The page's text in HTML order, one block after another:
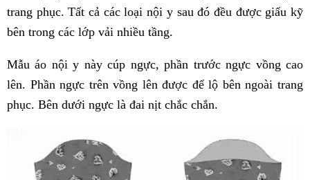
trang phục. Tất cả các loại nội y sau đó đều được giấu kỹ
bên trong các lớp vải nhiều tầng.
Mẫu áo nội y này cúp ngực, phần trước ngực vồng cao
lên. Phần ngực trên vồng lên được để lộ bên ngoài trang
phục. Bên dưới ngực là đai nịt chắc chắn.